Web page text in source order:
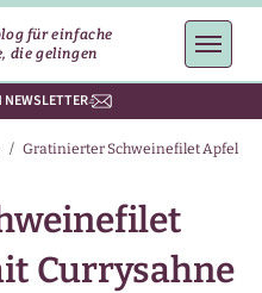
für einfache
die gelingen
/ Gratinierter Schweinefilet Apfel
Currysahne